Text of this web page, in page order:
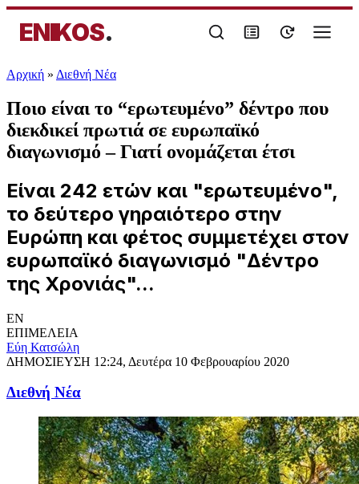
ENIKOS.
Αρχική » Διεθνή Νέα
Ποιο είναι το “ερωτευμένο” δέντρο που
διεκδικεί πρωτιά σε ευρωπαϊκό
διαγωνισμό – Γιατί ονομάζεται έτσι
Είναι 242 ετών και "ερωτευμένο",
το δεύτερο γηραιότερο στην
Ευρώπη και φέτος συμμετέχει στον
ευρωπαϊκό διαγωνισμό "Δέντρο
της Χρονιάς"...
EN
ΕΠΙΜΕΛΕΙΑ
Εύη Κατσώλη
ΔΗΜΟΣΙΕΥΣΗ 12:24, Δευτέρα 10 Φεβρουαρίου 2020
Διεθνή Νέα